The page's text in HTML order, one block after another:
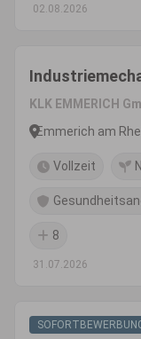
02.08.2026
KLK EMMERICH
Emmerich am
Vollzeit
8
31.07.2026